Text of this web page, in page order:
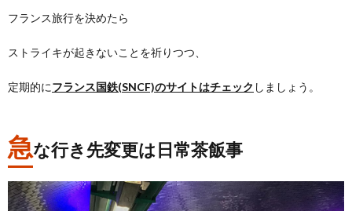
フランス旅行を決めたら
ストライキが起きないことを祈りつつ、
定期的にフランス国鉄(SNCF)のサイトはチェック しましょう。
急な行き先変更は日常茶飯事